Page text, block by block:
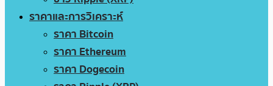
ราคาและการวิเคราะห์
ราคา Bitcoin
ราคา Ethereum
ราคา Dogecoin